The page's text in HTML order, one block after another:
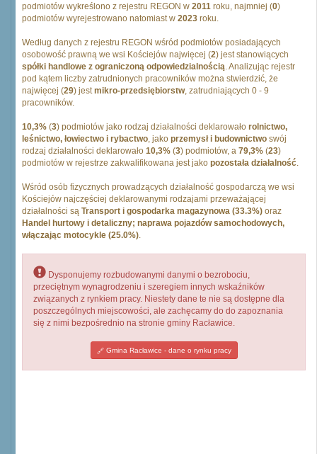
podmiotów wykreślono z rejestru REGON w 2011 roku, najmniej (0)
podmiotów wyrejestrowano natomiast w 2023 roku.
Według danych z rejestru REGON wśród podmiotów posiadających
osobowość prawną we wsi Kościejów najwięcej (2) jest stanowiących
spółki handlowe z ograniczoną odpowiedzialnością. Analizując rejestr
pod kątem liczby zatrudnionych pracowników można stwierdzić, że
najwięcej (29) jestmikro-przedsiębiorstw, zatrudniających 0 - 9
pracowników.
10,3% (3) podmiotów jako rodzaj działalności deklarowało rolnictwo,
leśnictwo, łowiectwo i rybactwo, jako przemysł i budownictwo swój
rodzaj działalności deklarowało 10,3% (3) podmiotów, a 79,3% (23)
podmiotów w rejestrze zakwalifikowana jest jako pozostała działalność.
Wśród osób fizycznych prowadzących działalność gospodarczą we wsi
Kościejów najczęściej deklarowanymi rodzajami przeważającej
działalności są Transport i gospodarka magazynowa (33.3%) oraz
Handel hurtowy i detaliczny; naprawa pojazdów samochodowych,
włączając motocykle (25.0%).
Dysponujemy rozbudowanymi danymi o bezrobociu,
przeciętnym wynagrodzeniu i szeregiem innych wskaźników
związanych z rynkiem pracy. Niestety dane te nie są dostępne dla
poszczególnych miejscowości, ale zachęcamy do do zapoznania
się z nimi bezpośrednio na stronie gminy Racławice.
Gmina Racławice - dane o rynku pracy